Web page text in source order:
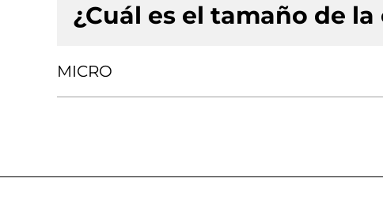
¿Cuál es el tamaño de la
MICRO